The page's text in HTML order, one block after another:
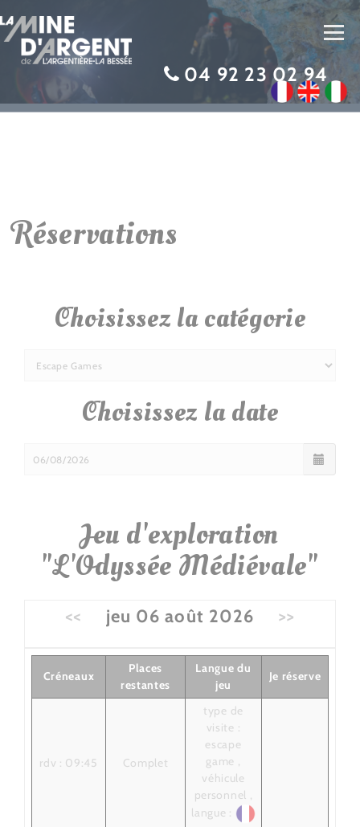
04 92 23 02 94
Réservations
Choisissez la catégorie
Choisissez la date
Jeu d'exploration
"L'Odyssée Médiévale"
<< jeu 06 août 2026 >>
Créneaux
Places
restantes
Langue du
jeu
Je réserve
rdv : 09:45 Complet
type de
visite :
escape
game ,
véhicule
personnel ,
langue :